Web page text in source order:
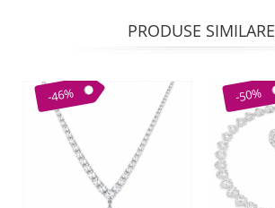
PRODUSE SIMILARE
-46% -50%